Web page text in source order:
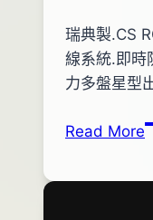
Byanna
2012
年
01
18
2017
瑞典製.CS
線系統.即時
力多盤星型
Read More